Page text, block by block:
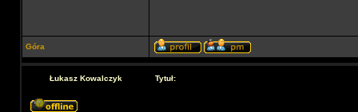
Góra
Łukasz Kowalczyk Tytuł: